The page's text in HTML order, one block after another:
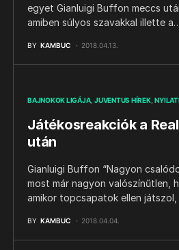
egyet Gianluigi Buffon meccs
amiben súlyos szavakkal illette
BY KAMBUC 2018.04.13.
BAJNOKOK LIGÁJA JUVENTUS HÍREK
Játékosreakciók a
után
Gianluigi Buffon “Nagyon
most már nagyon valószínűtlen,
amikor topcsapatok ellen
BY KAMBUC 2018.04.04.